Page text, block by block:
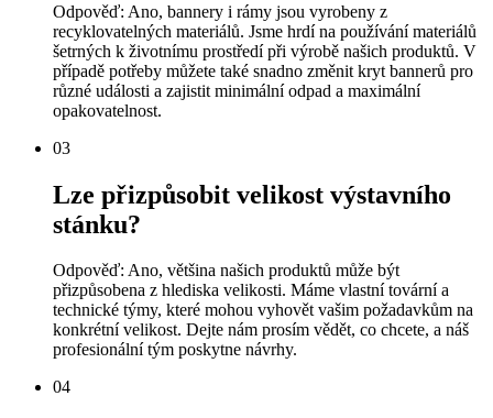
Odpověď: Ano, bannery i rámy jsou vyrobeny z
recyklovatelných materiálů. Jsme hrdí na používání materiálů
šetrných k životnímu prostředí při výrobě našich produktů. V
případě potřeby můžete také snadno změnit kryt bannerů pro
různé události a zajistit minimální odpad a maximální
opakovatelnost.
03
Lze přizpůsobit velikost výstavního
stánku?
Odpověď: Ano, většina našich produktů může být
přizpůsobena z hlediska velikosti. Máme vlastní tovární a
technické týmy, které mohou vyhovět vašim požadavkům na
konkrétní velikost. Dejte nám prosím vědět, co chcete, a náš
profesionální tým poskytne návrhy.
04